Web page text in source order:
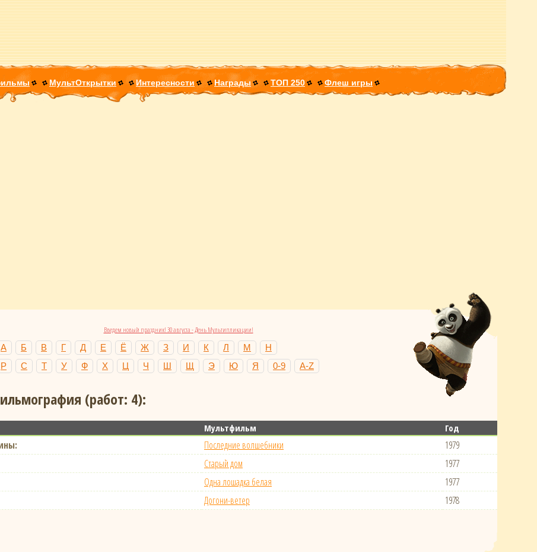
МультОткрытки Интересности Награды ТОП 250 Флеш игры
Введем новый праздник! 30 августа - День Мультипликации!
А Б В Г Д Е Ё Ж З И К Л М
Н
Р С Т У Ф Х Ц Ч Ш Щ Э Ю Я 0-9 A-Z
(работ: 4):
Мультфильм Год
Последние волшебники
1979
Старый дом
1977
Одна лошадка белая
1977
Догони-ветер
1978